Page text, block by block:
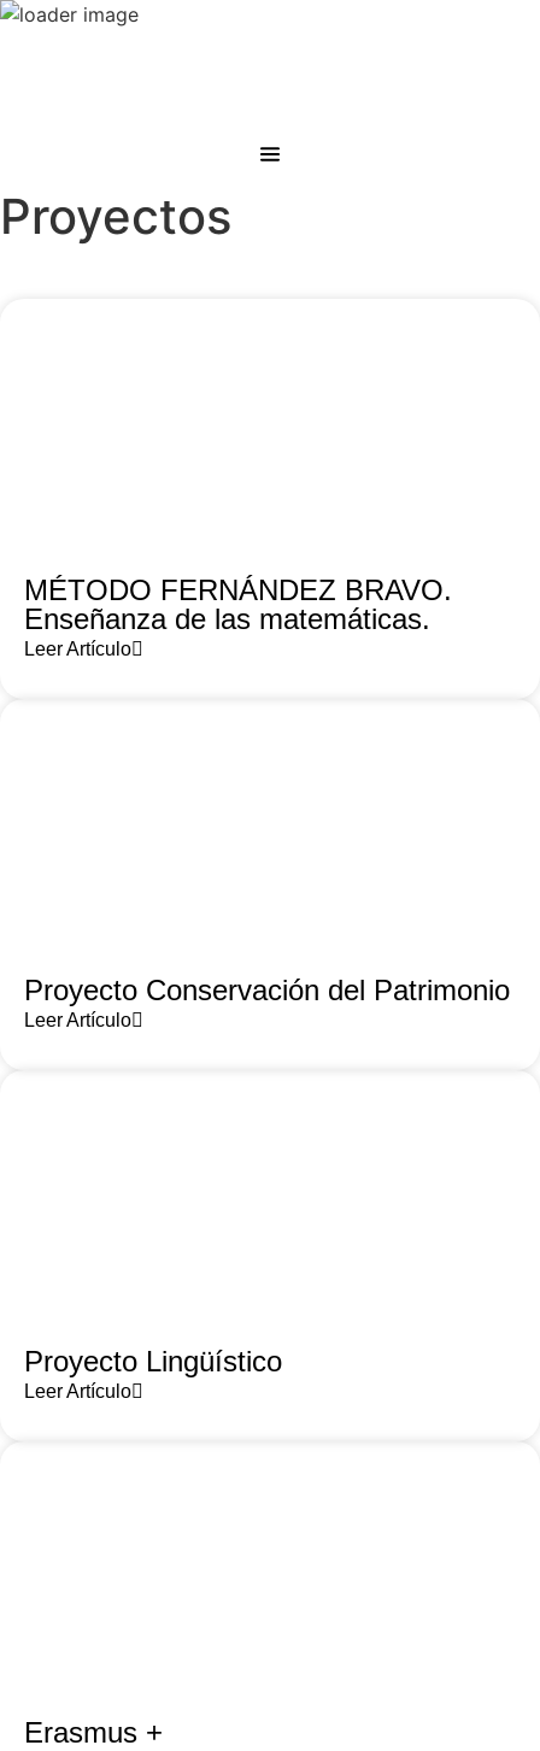
Proyectos
MÉTODO FERNÁNDEZ BRAVO.
Enseñanza de las matemáticas.
Leer Artículo
Proyecto Conservación del Patrimonio
Leer Artículo
Proyecto Lingüístico
Leer Artículo
Erasmus +